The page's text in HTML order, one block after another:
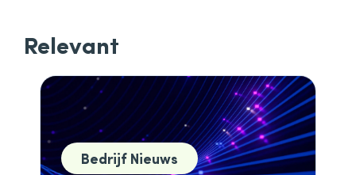
Relevant
Bedrijf Nieuws